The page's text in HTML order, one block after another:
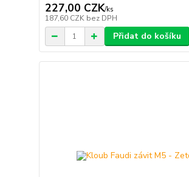
227,00 CZK/ks
187,60 CZK bez DPH
Přidat do košíku